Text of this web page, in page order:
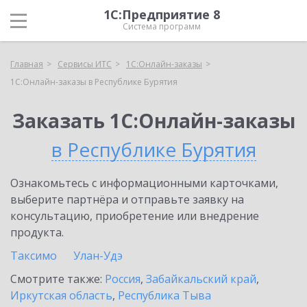
1С:Предприятие 8
Система программ
Главная Сервисы ИТС
1С:Онлайн-заказы
1С:Онлайн-заказы в Республике Бурятия
Заказать 1С:Онлайн-заказы
в Республике Бурятия
Ознакомьтесь с информационными карточками,
выберите партнёра и отправьте заявку на
консультацию, приобретение или внедрение
продукта.
Таксимо
Улан-Удэ
Смотрите также: Россия, Забайкальский край,
Иркутская область, Республика Тыва